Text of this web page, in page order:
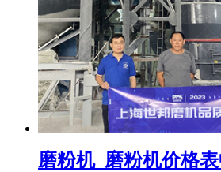
磨粉机_磨粉机价格